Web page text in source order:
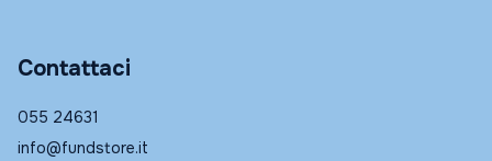
Contattaci
055 24631
info@fundstore.it